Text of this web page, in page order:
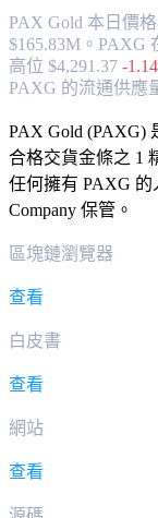
PAX Gold 本日價
$165.83M。PAXG
高位 $4,291.37 -
PAXG 的流通供應
PAX Gold (PAXG)
合格交貨金條之 1
任何擁有 PAXG 的
Company 保管。
區塊鏈瀏覽器
查看
白皮書
查看
網站
查看